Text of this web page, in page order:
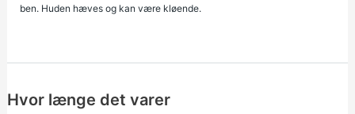
ben. Huden hæves og kan være kløende.
Hvor længe det varer